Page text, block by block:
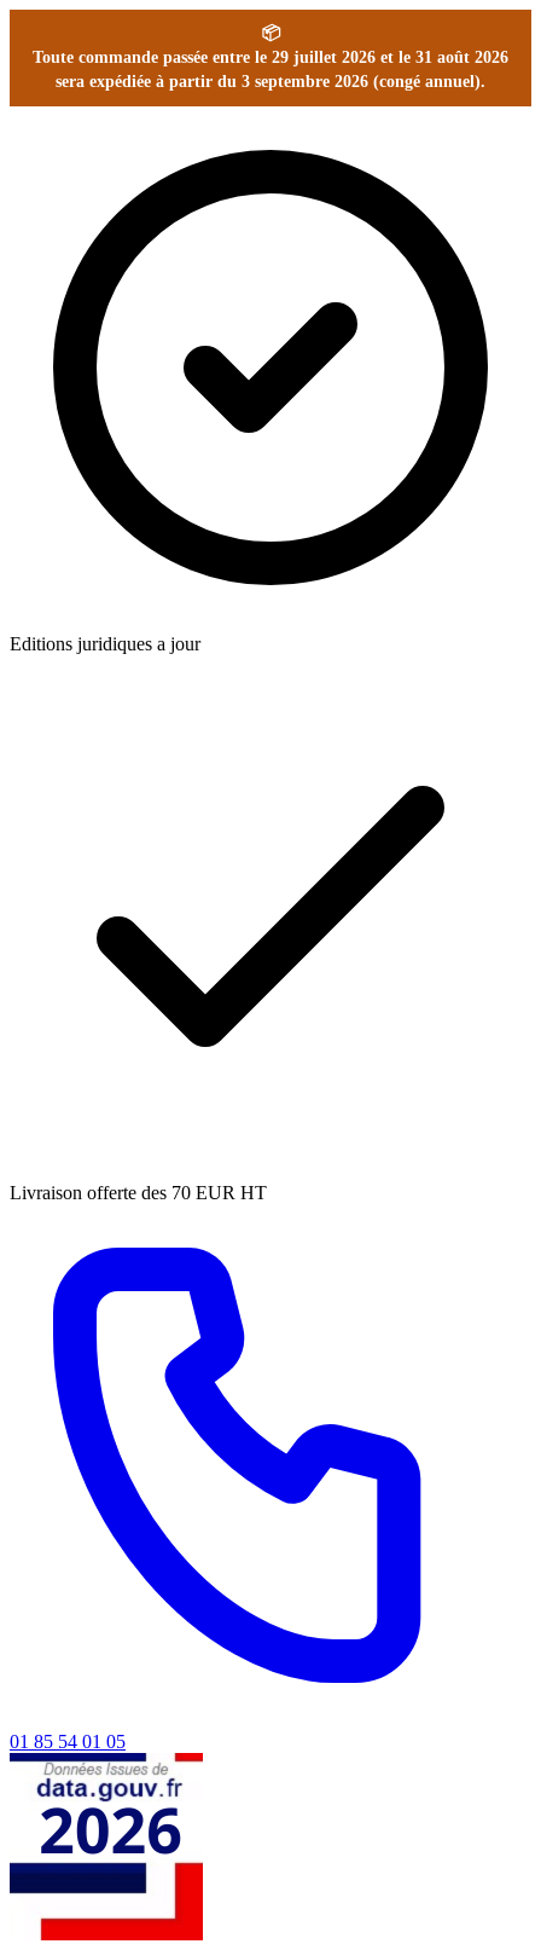
📦
Toute commande passée entre le 29 juillet 2026 et le 31 août 2026
sera expédiée à partir du 3 septembre 2026 (congé annuel).
Editions juridiques a jour
Livraison offerte des 70 EUR HT
01 85 54 01 05